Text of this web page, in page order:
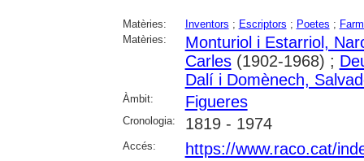
Matèries: Inventors ; Escriptors ; Poetes ;
Matèries:
Monturiol i Estarriol,
Carles(1902-1968) ;
Dalí i Domènech,
Àmbit: Figueres
Cronologia: 1819 - 1974
Accés: https://www.raco.cat/